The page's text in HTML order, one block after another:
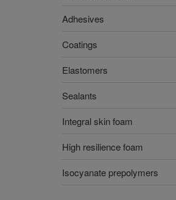
Adhesives
Coatings
Elastomers
Sealants
Integral skin foam
High resilience foam
Isocyanate prepolymers